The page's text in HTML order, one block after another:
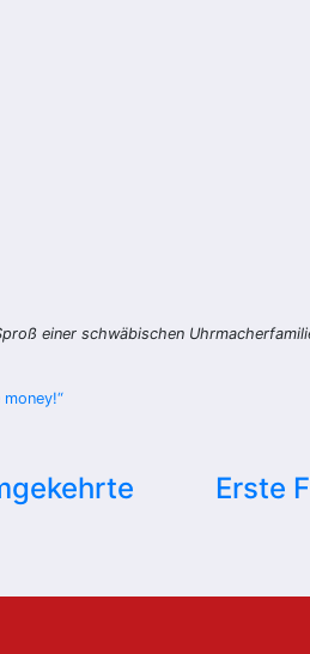
einer schwäbischen
Erste